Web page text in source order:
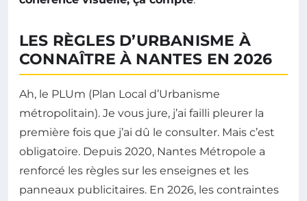
LES RÈGLES D’URBANISME À
CONNAÎTRE À NANTES EN 2026
Ah, le PLUm (Plan Local d’Urbanisme
métropolitain). Je vous jure, j’ai failli pleurer la
première fois que j’ai dû le consulter. Mais c’est
obligatoire. Depuis 2020, Nantes Métropole a
renforcé les règles sur les enseignes et les
panneaux publicitaires. En 2026, les contraintes